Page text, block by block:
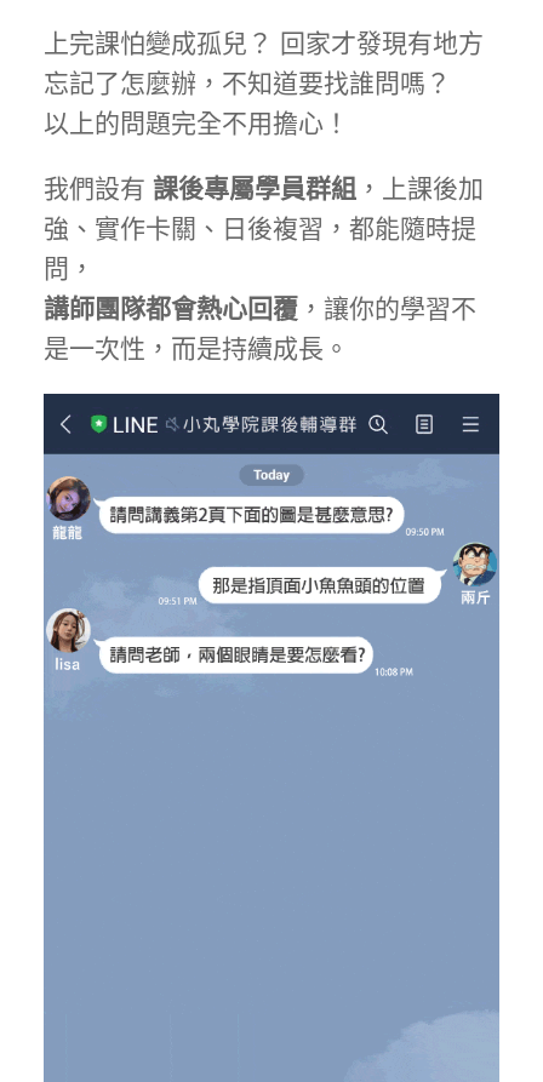
上完課怕變成孤兒？ 回家才發現有地方
忘記了怎麼辦，不知道要找誰問嗎？
以上的問題完全不用擔心！
我們設有 課後專屬學員群組 ，上課後加
強、實作卡關、日後複習，都能隨時提
問，
講師團隊都會熱心回覆 ，讓你的學習不
是一次性，而是持續成長。